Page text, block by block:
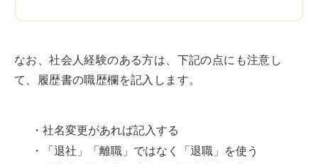
なお、社会人経験のある方は、下記の点にも注意し
て、履歴書の職歴欄を記入します。
・社名変更があれば記入する
・「退社」「離職」ではなく「退職」を使う